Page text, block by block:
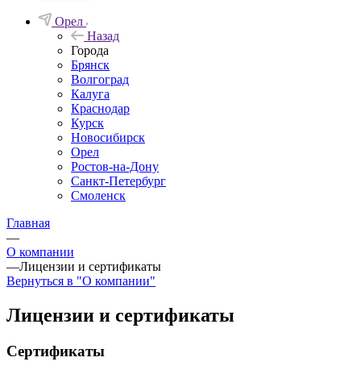
Орел
Назад
Города
Брянск
Волгоград
Калуга
Краснодар
Курск
Новосибирск
Орел
Ростов-на-Дону
Санкт-Петербург
Смоленск
Главная
—
О компании
—Лицензии и сертификаты
Вернуться в "О компании"
Лицензии и сертификаты
Сертификаты